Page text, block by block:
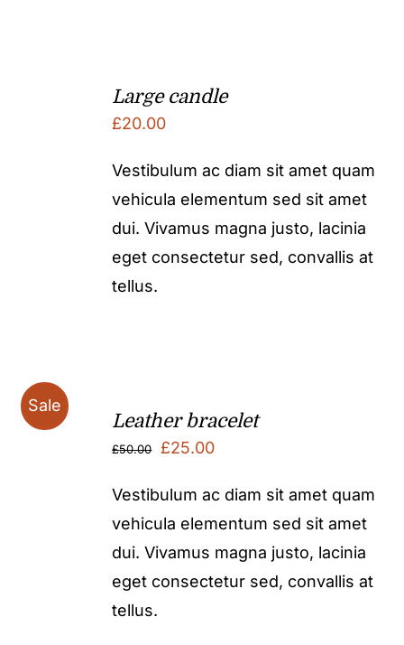
Large candle
£20.00
Vestibulum ac diam sit amet quam
vehicula elementum sed sit amet
dui. Vivamus magna justo, lacinia
eget consectetur sed, convallis at
tellus.
Sale
Leather bracelet
£50.00
Original
was:
£50.00.
£25.00Current
is:
£25.00.
Vestibulum ac diam sit amet quam
vehicula elementum sed sit amet
dui. Vivamus magna justo, lacinia
eget consectetur sed, convallis at
tellus.